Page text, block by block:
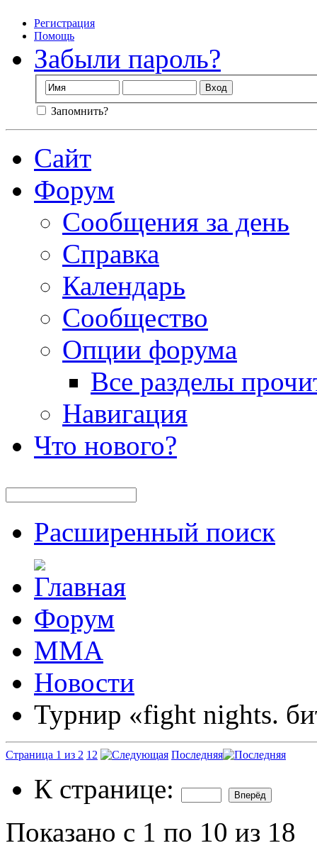
Регистрация
Помощь
Забыли пароль?
Запомнить?
Сайт
Форум
Сообщения за день
Справка
Календарь
Сообщество
Опции форума
Все разделы
Навигация
Что нового?
Расширенный поиск
Форум
ММА
Новости
Турнир «fight nights.
Страница 1 из 2 1 2 Последняя
К странице:
Показано с 1 по 10 из 18